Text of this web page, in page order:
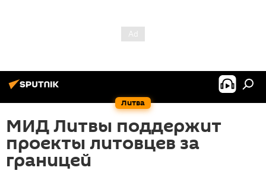
Литва
МИД Литвы поддержит
проекты литовцев за
границей